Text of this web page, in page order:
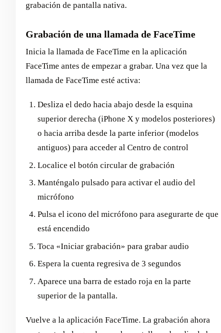
grabación de pantalla nativa.
Grabación de una llamada de FaceTime
Inicia la llamada de FaceTime en la aplicación
FaceTime antes de empezar a grabar. Una vez que la
llamada de FaceTime esté activa:
Desliza el dedo hacia abajo desde la esquina
superior derecha (iPhone X y modelos posteriores)
o hacia arriba desde la parte inferior (modelos
antiguos) para acceder al Centro de control
Localice el botón circular de grabación
Manténgalo pulsado para activar el audio del
micrófono
Pulsa el icono del micrófono para asegurarte de que
está encendido
Toca «Iniciar grabación» para grabar audio
Espera la cuenta regresiva de 3 segundos
Aparece una barra de estado roja en la parte
superior de la pantalla.
Vuelve a la aplicación FaceTime. La grabación ahora